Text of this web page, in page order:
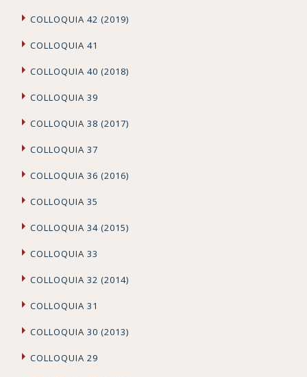
COLLOQUIA 42 (2019)
COLLOQUIA 41
COLLOQUIA 40 (2018)
COLLOQUIA 39
COLLOQUIA 38 (2017)
COLLOQUIA 37
COLLOQUIA 36 (2016)
COLLOQUIA 35
COLLOQUIA 34 (2015)
COLLOQUIA 33
COLLOQUIA 32 (2014)
COLLOQUIA 31
COLLOQUIA 30 (2013)
COLLOQUIA 29